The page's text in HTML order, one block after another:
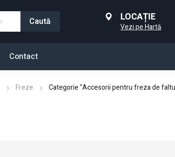
LOCAȚIE
Vezi pe Hartă
Contact
Freze Categorie "Accesorii pentru freza de